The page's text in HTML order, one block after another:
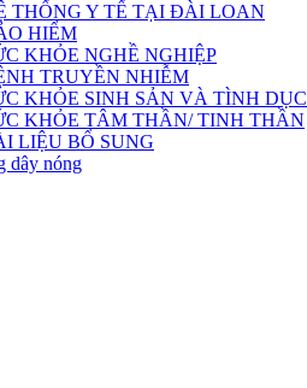
THỐNG Y TẾ TẠI ĐÀI LOAN
HIỂM
KHỎE NGHỀ NGHIỆP
TRUYỀN NHIỄM
KHỎE SINH SẢN VÀ TÌNH DỤC
KHỎE TÂM THẦN/ TINH THẦN
LIỆU BỔ SUNG
dây nóng